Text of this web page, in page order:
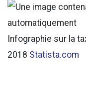
Infographie sur la
2018 Statista.com